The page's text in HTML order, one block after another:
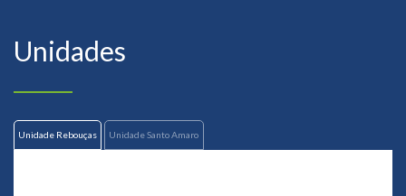
Unidades
Unidade Rebouças Unidade Santo Amaro